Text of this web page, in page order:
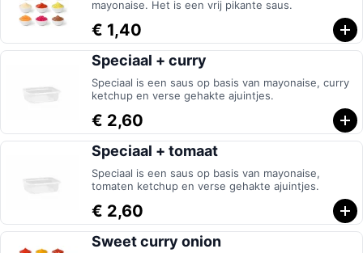
mayonaise. Het is een vrij pikante saus.
€ 1,40
Speciaal + curry
Speciaal is een saus op basis van mayonaise, curry
ketchup en verse gehakte ajuintjes.
€ 2,60
Speciaal + tomaat
Speciaal is een saus op basis van mayonaise,
tomaten ketchup en verse gehakte ajuintjes.
€ 2,60
Sweet curry onion